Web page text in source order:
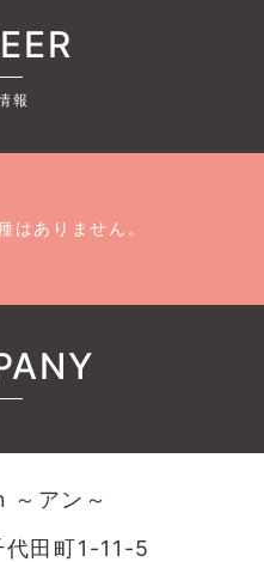
報
はありません。
アン～
代田町1-11-5